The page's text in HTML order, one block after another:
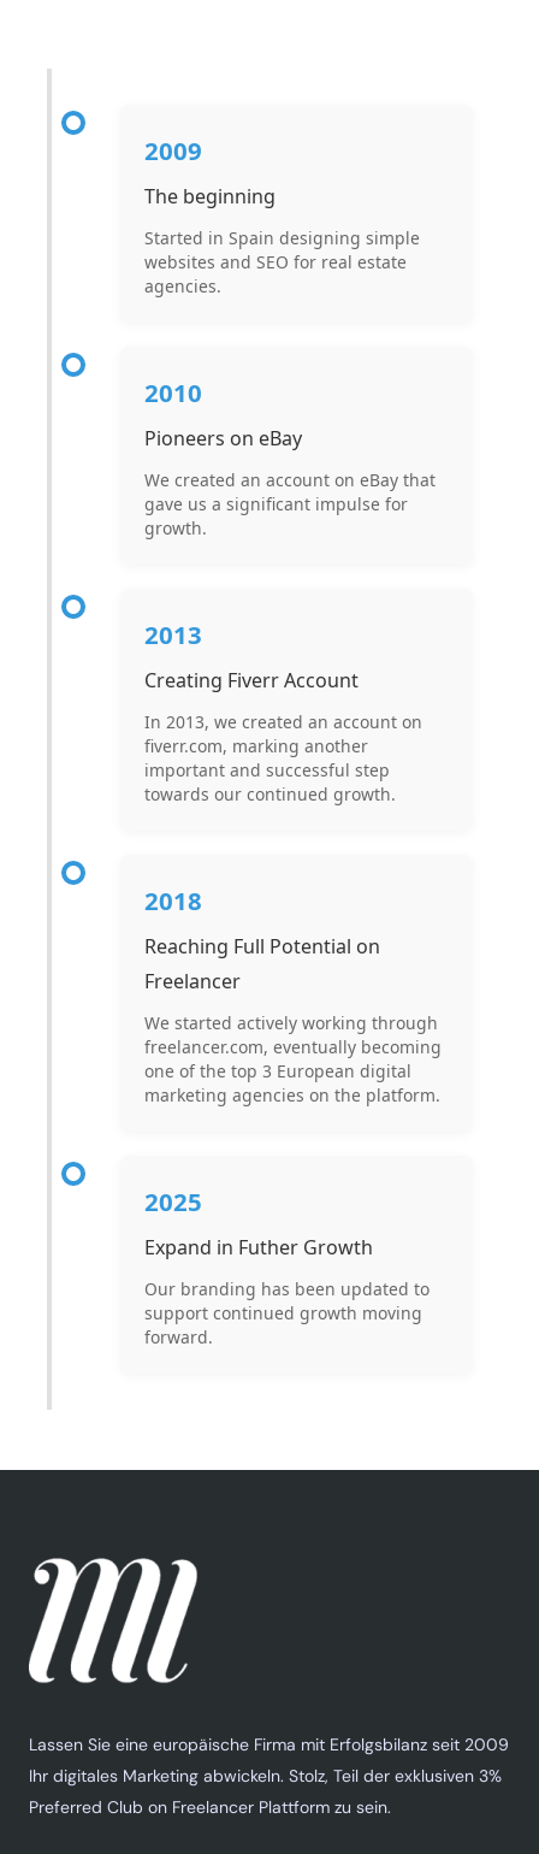
2009
The beginning
Started in Spain designing simple
websites and SEO for real estate
agencies.
2010
Pioneers on eBay
We created an account on eBay that
gave us a significant impulse for
growth.
2013
Creating Fiverr Account
In 2013, we created an account on
fiverr.com, marking another
important and successful step
towards our continued growth.
2018
Reaching Full Potential on
Freelancer
We started actively working through
freelancer.com, eventually becoming
one of the top 3 European digital
marketing agencies on the platform.
2025
Expand in Futher Growth
Our branding has been updated to
support continued growth moving
forward.
Lassen Sie eine europäische Firma mit Erfolgsbilanz seit 2009
Ihr digitales Marketing abwickeln. Stolz, Teil der exklusiven 3%
Preferred Club on Freelancer Plattform zu sein.